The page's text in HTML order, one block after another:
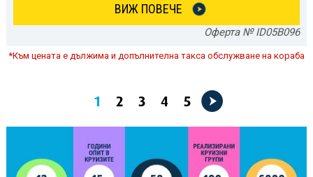
ВИЖ ПОВЕЧЕ
Оферта № ID05B096
*Към цената е дължима и допълнителна такса обслужване на кораба
1 2 3 4 5